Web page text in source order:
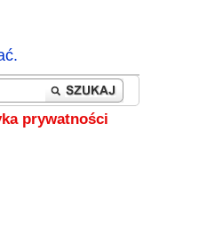
prywatności